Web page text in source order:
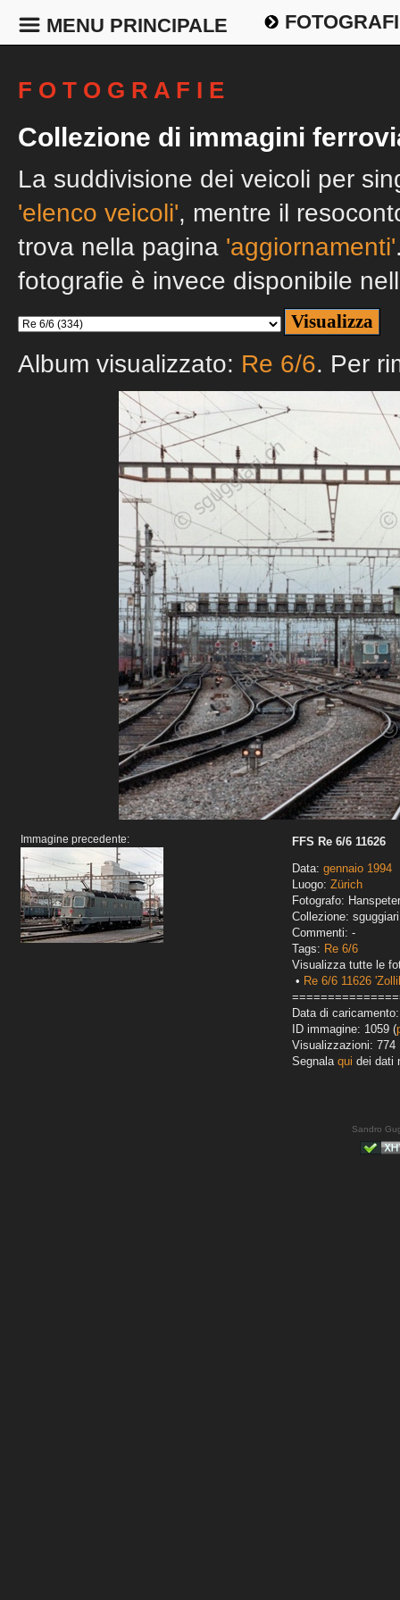
MENU PRINCIPALE
F O T O G R A F I E
Collezione di immagini
La suddivisione dei veicoli per
'elenco veicoli', mentre il
trova nella pagina 'aggiornamenti'
fotografie è invece disponibile
Album visualizzato: Re 6/6. Per
Immagine precedente:
FFS Re 6/6 11626
Data: gennaio 1994
Luogo: Zürich
Fotografo:
Collezione:
Commenti: -
Tags: Re 6/6
Visualizza tutte le
• Re 6/6 11626
Data di
ID immagine: 1059 (
Visualizzazioni: 774
Segnala qui dei dati
Sandro